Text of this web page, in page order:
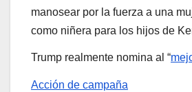
manosear por la fuerza a una
como niñera para los hijos de
Trump realmente nomina al “
Acción de campaña